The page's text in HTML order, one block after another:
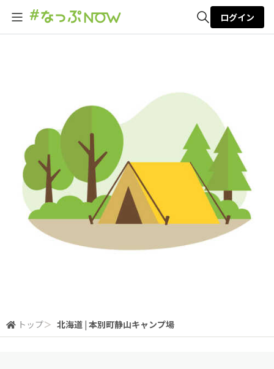
ログイン
トップ＞ 北海道 | 本別町静山キャンプ場